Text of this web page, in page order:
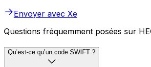
Envoyer avec Xe
Questions fréquemment posées sur
Qu’est-ce qu’un code SWIFT ?